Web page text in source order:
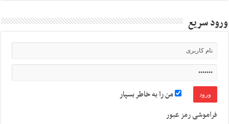
ورود سریع
من را به خاطر بسپار
فراموشی رمز عبور